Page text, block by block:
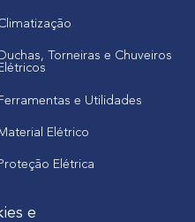
Torneiras e Chuveiros
Ferramentas e Utilidades
Elétrico
Elétrica
e